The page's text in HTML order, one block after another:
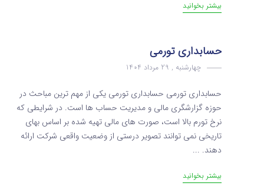
بیشتر بخوانید
حسابداری تورمی
چهارشنبه , 29 مرداد 1404
حسابداری تورمی حسابداری تورمی یکی از مهم‌ ترین مباحث در
حوزه گزارشگری مالی و مدیریت حساب‌ ها است. در شرایطی که
نرخ تورم بالا است، صورت‌ های مالی تهیه شده بر اساس بهای
تاریخی نمی‌ توانند تصویر درستی از وضعیت واقعی شرکت ارائه
دهند. ...
بیشتر بخوانید